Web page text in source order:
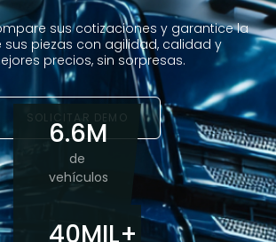
sus cotizaciones y garantice la
piezas con agilidad, calidad y
precios, sin sorpresas.
SOLICITAR DEMO
6.6M
de
vehículos
40MIL+